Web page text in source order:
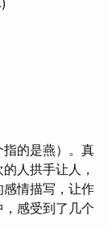
的是燕）。真
人拱手让人，
情描写，让作
感受到了几个